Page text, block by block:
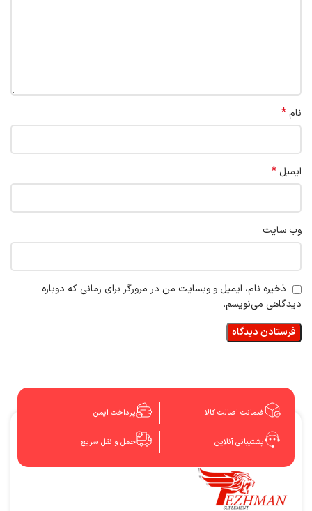
نام*
ایمیل *
وب‌ سایت
ذخیره نام، ایمیل و وبسایت من در مرورگر برای زمانی که دوباره
دیدگاهی می‌نویسم.
ضمانت اصالت کالا پرداخت ایمن
پشتیبانی آنلاین حمل و نقل سریع